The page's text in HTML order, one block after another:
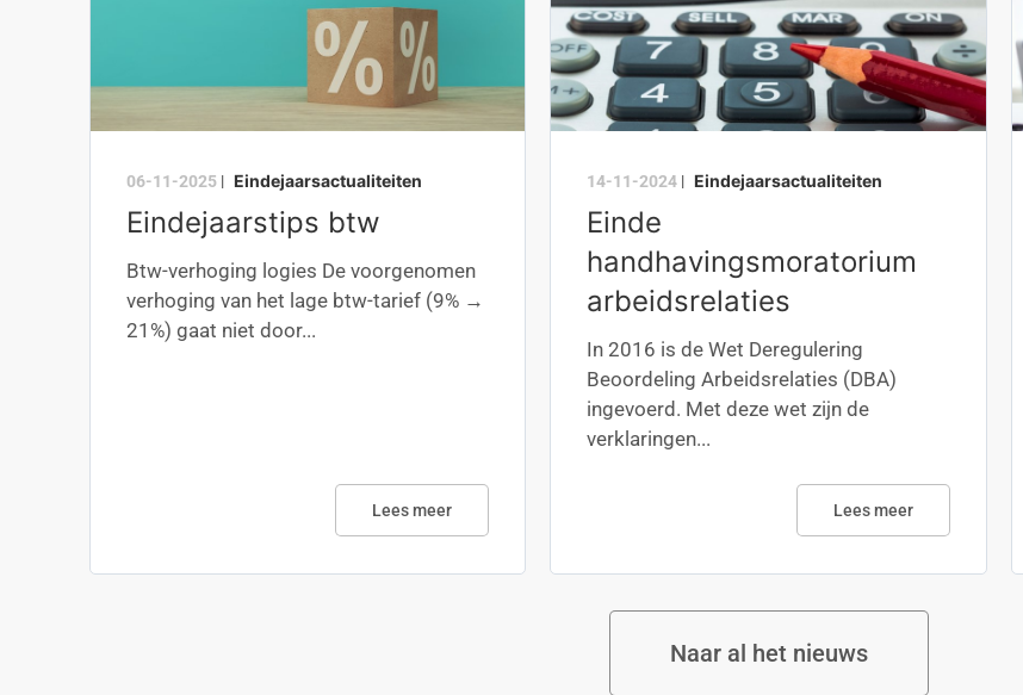
06-11-2025 | Eindejaarsactualiteiten
Eindejaarstips btw
Btw-verhoging logies De voorgenomen
verhoging van het lage btw-tarief (9% →
21%) gaat niet door...
Lees meer
14-11-2024 | Eindejaarsactualiteiten
Einde
handhavingsmoratorium
arbeidsrelaties
In 2016 is de Wet Deregulering
Beoordeling Arbeidsrelaties (DBA)
ingevoerd. Met deze wet zijn de
verklaringen...
Lees meer
Naar al het nieuws